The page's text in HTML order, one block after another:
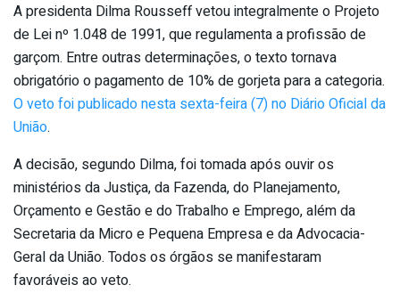
A presidenta Dilma Rousseff vetou integralmente o Projeto
de Lei nº 1.048 de 1991, que regulamenta a profissão de
garçom. Entre outras determinações, o texto tornava
obrigatório o pagamento de 10% de gorjeta para a categoria.
O veto foi publicado nesta sexta-feira (7) no Diário Oficial da
União.
A decisão, segundo Dilma, foi tomada após ouvir os
ministérios da Justiça, da Fazenda, do Planejamento,
Orçamento e Gestão e do Trabalho e Emprego, além da
Secretaria da Micro e Pequena Empresa e da Advocacia-
Geral da União. Todos os órgãos se manifestaram
favoráveis ao veto.